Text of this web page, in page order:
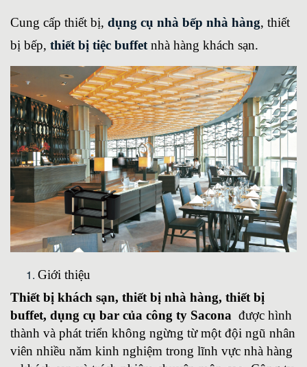
Cung cấp thiết bị, dụng cụ nhà bếp nhà hàng, thiết
bị bếp, thiết bị tiệc buffet nhà hàng khách sạn.
Giới thiệu
Thiết bị khách sạn, thiết bị nhà hàng, thiết bị
buffet, dụng cụ bar của công ty Sacona được hình
thành và phát triển không ngừng từ một đội ngũ nhân
viên nhiều năm kinh nghiệm trong lĩnh vực nhà hàng